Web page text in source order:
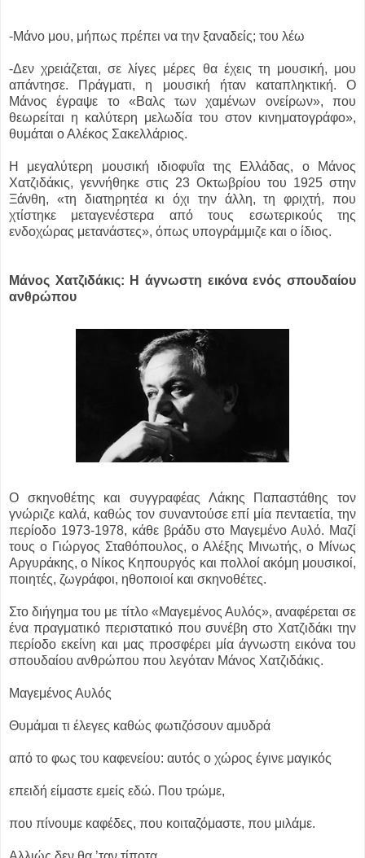
-Μάνο μου, μήπως πρέπει να την ξαναδείς; του λέω
-Δεν χρειάζεται, σε λίγες μέρες θα έχεις τη μουσική, μου
απάντησε. Πράγματι, η μουσική ήταν καταπληκτική. Ο
Μάνος έγραψε το «Βαλς των χαμένων ονείρων», που
θεωρείται η καλύτερη μελωδία του στον κινηματογράφο»,
θυμάται ο Αλέκος Σακελλάριος.
Η μεγαλύτερη μουσική ιδιοφυΐα της Ελλάδας, ο Μάνος
Χατζιδάκις, γεννήθηκε στις 23 Οκτωβρίου του 1925 στην
Ξάνθη, «τη διατηρητέα κι όχι την άλλη, τη φριχτή, που
χτίστηκε μεταγενέστερα από τους εσωτερικούς της
ενδοχώρας μετανάστες», όπως υπογράμμιζε και ο ίδιος.
Μάνος Χατζιδάκις: Η άγνωστη εικόνα ενός σπουδαίου
ανθρώπου
Ο σκηνοθέτης και συγγραφέας Λάκης Παπαστάθης τον
γνώριζε καλά, καθώς τον συναντούσε επί μία πενταετία, την
περίοδο 1973-1978, κάθε βράδυ στο Μαγεμένο Αυλό. Μαζί
τους ο Γιώργος Σταθόπουλος, ο Αλέξης Μινωτής, ο Μίνως
Αργυράκης, ο Νίκος Κηπουργός και πολλοί ακόμη μουσικοί,
ποιητές, ζωγράφοι, ηθοποιοί και σκηνοθέτες.
Στο διήγημα του με τίτλο «Μαγεμένος Αυλός», αναφέρεται σε
ένα πραγματικό περιστατικό που συνέβη στο Χατζιδάκι την
περίοδο εκείνη και μας προσφέρει μία άγνωστη εικόνα του
σπουδαίου ανθρώπου που λεγόταν Μάνος Χατζιδάκις.
Μαγεμένος Αυλός
Θυμάμαι τι έλεγες καθώς φωτιζόσουν αμυδρά
από το φως του καφενείου: αυτός ο χώρος έγινε μαγικός
επειδή είμαστε εμείς εδώ. Που τρώμε,
που πίνουμε καφέδες, που κοιταζόμαστε, που μιλάμε.